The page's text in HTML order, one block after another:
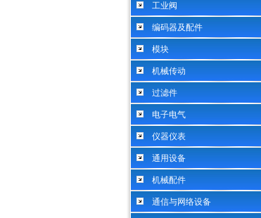
工业阀
编码器及配件
模块
机械传动
过滤件
电子电气
仪器仪表
通用设备
机械配件
通信与网络设备